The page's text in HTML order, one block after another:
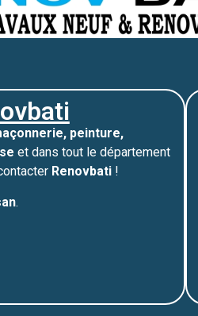
peinture,
et dans tout le département
Renovbati !
.